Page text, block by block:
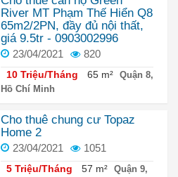
River MT Phạm Thế Hiển Q8
65m2/2PN, đầy đủ nội thất,
giá 9.5tr - 0903002996
23/04/2021 820
10 Triệu/Tháng 65 m²
Quận 8,
Hồ Chí Minh
Cho thuê chung cư Topaz
Home 2
23/04/2021 1051
5 Triệu/Tháng 57 m²
Quận 9,